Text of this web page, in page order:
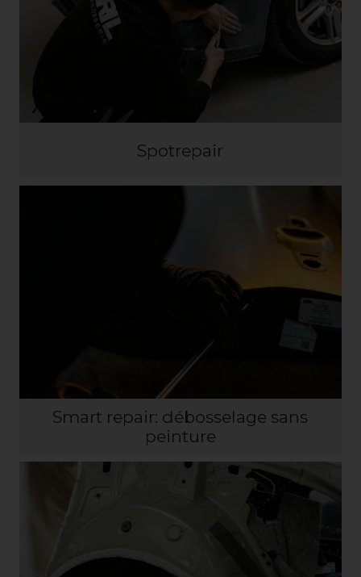
Spotrepair
Smart repair: débosselage sans
peinture